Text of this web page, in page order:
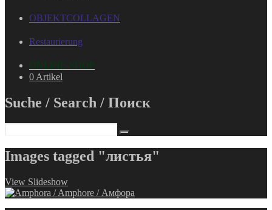
OBJEKTCOLLAGEN
Restaurierung
ONLINE-SHOP
0 Artikel
Suche / Search / Поиск
Images tagged "листья"
View Slideshow